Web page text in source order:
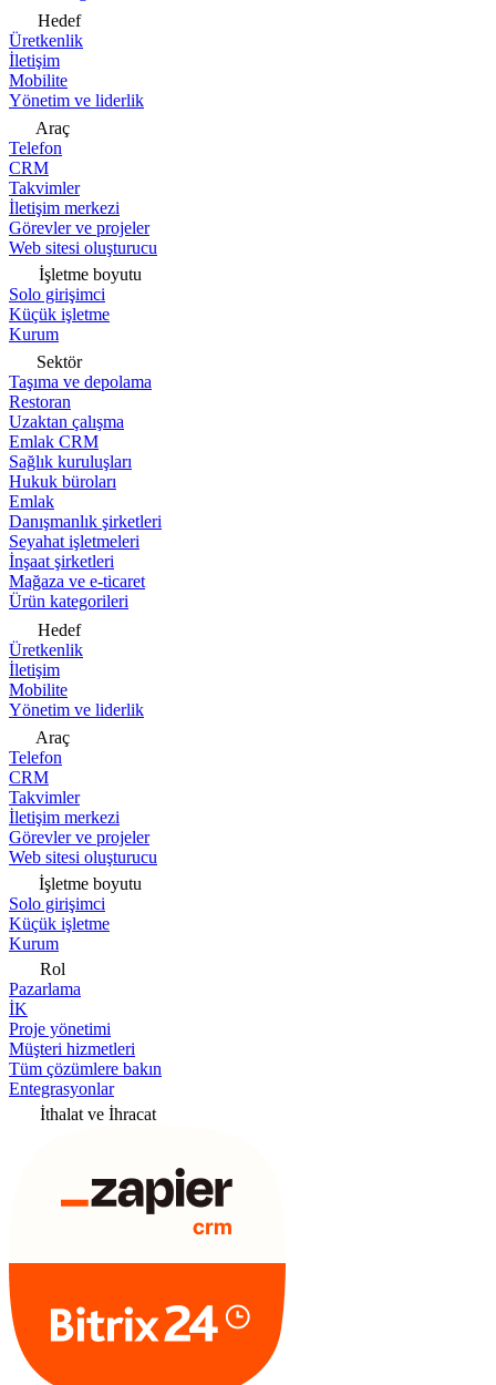
Hedef
Üretkenlik
İletişim
Mobilite
Yönetim ve liderlik
Araç
Telefon
CRM
Takvimler
İletişim merkezi
Görevler ve projeler
Web sitesi oluşturucu
İşletme boyutu
Solo girişimci
Küçük işletme
Kurum
Sektör
Taşıma ve depolama
Restoran
Uzaktan çalışma
Emlak CRM
Sağlık kuruluşları
Hukuk büroları
Emlak
Danışmanlık şirketleri
Seyahat işletmeleri
İnşaat şirketleri
Mağaza ve e-ticaret
Ürün kategorileri
Hedef
Üretkenlik
İletişim
Mobilite
Yönetim ve liderlik
Araç
Telefon
CRM
Takvimler
İletişim merkezi
Görevler ve projeler
Web sitesi oluşturucu
İşletme boyutu
Solo girişimci
Küçük işletme
Kurum
Rol
Pazarlama
İK
Proje yönetimi
Müşteri hizmetleri
Tüm çözümlere bakın
Entegrasyonlar
İthalat ve İhracat